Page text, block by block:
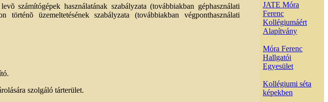
számítógépek használatának szabályzata (továbbiakban géphasználati
üzemeltetésének szabályzata (továbbiakban végponthasználati
szolgáló tárterület.
JATE Móra
Ferenc
Kollégiumáért
Alapítvány
Móra Ferenc
Hallgatói
Egyesület
Kollégiumi séta
képekben